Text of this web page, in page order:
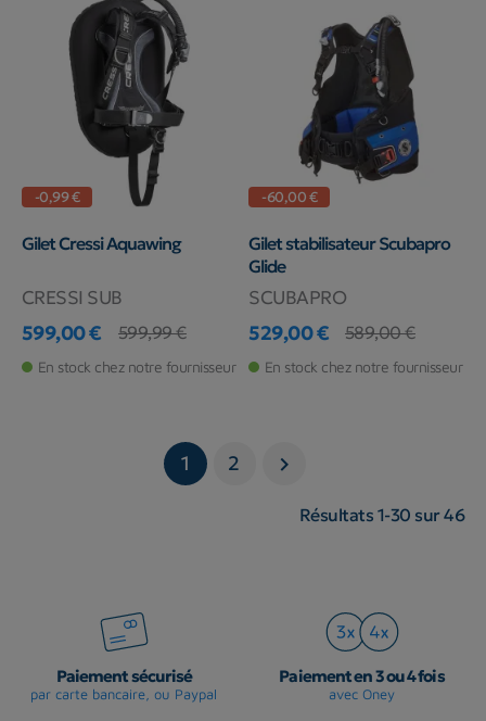
-0,99 €
Gilet Cressi Aquawing
CRESSI SUB
Prix
599,00 €
Prix de base
599,99 €
En stock chez notre fournisseur
-60,00 €
Gilet stabilisateur Scubapro
Glide
SCUBAPRO
Prix
529,00 €
Prix de base
589,00 €
En stock chez notre fournisseur
1 2 
Résultats 1-30 sur 46
Paiement sécurisé
par carte bancaire, ou Paypal
Paiement en 3 ou 4 fois
avec Oney